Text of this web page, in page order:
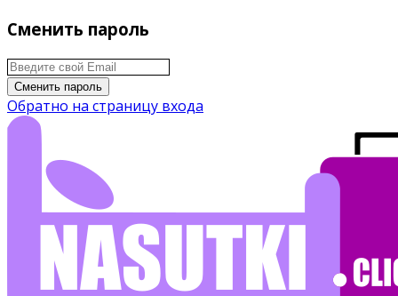
Сменить пароль
Сменить пароль
Обратно на страницу входа